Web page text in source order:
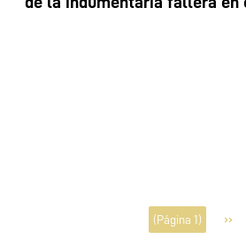
Paginación
(Página 1) ››